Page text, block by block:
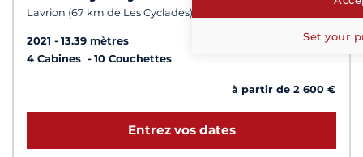
Lavrion (67 km de Les Cyclades)
2021
13.39 mètres
4 Cabines
10 Couchettes
à partir de 2 600 €
Entrez vos dates
Set your